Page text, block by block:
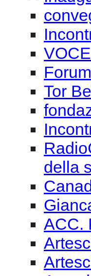
Tor
della
ACC.